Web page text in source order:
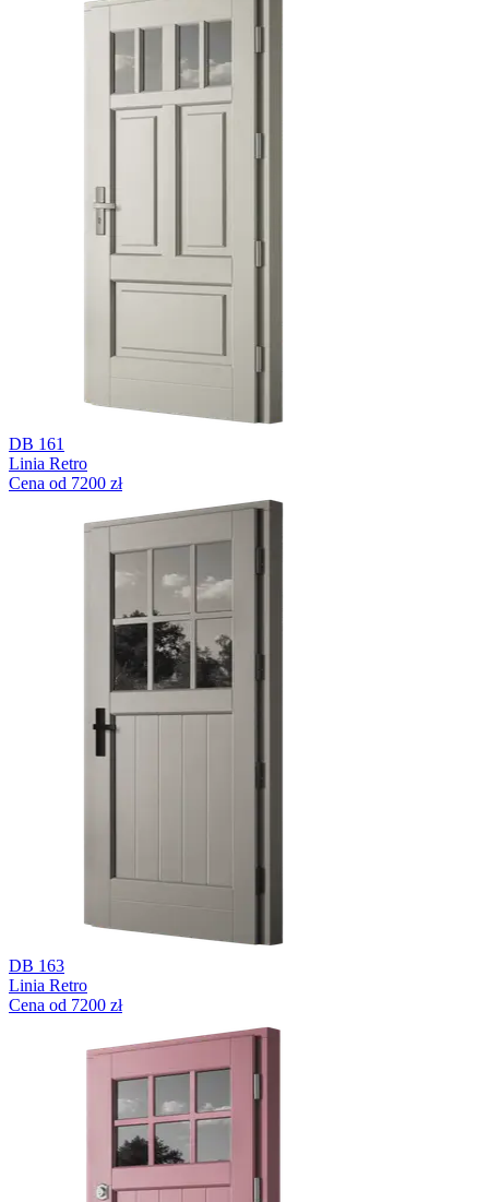
DB 161
Linia Retro
Cena od 7200 zł
DB 163
Linia Retro
Cena od 7200 zł